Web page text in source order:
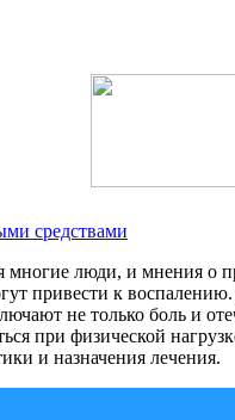
средствами
многие люди, и мнения
к воспалению.
не только боль и
при физической
и назначения лечения.